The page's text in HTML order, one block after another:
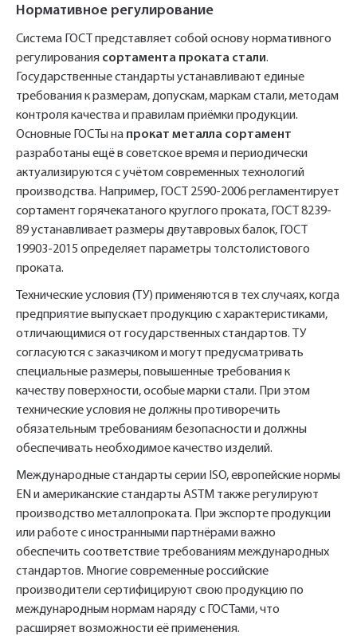
Нормативное регулирование
Система ГОСТ представляет собой основу нормативного
регулирования сортамента проката стали.
Государственные стандарты устанавливают единые
требования к размерам, допускам, маркам стали, методам
контроля качества и правилам приёмки продукции.
Основные ГОСТы на прокат металла сортамент
разработаны ещё в советское время и периодически
актуализируются с учётом современных технологий
производства. Например, ГОСТ 2590-2006 регламентирует
сортамент горячекатаного круглого проката, ГОСТ 8239-
89 устанавливает размеры двутавровых балок, ГОСТ
19903-2015 определяет параметры толстолистового
проката.
Технические условия (ТУ) применяются в тех случаях, когда
предприятие выпускает продукцию с характеристиками,
отличающимися от государственных стандартов. ТУ
согласуются с заказчиком и могут предусматривать
специальные размеры, повышенные требования к
качеству поверхности, особые марки стали. При этом
технические условия не должны противоречить
обязательным требованиям безопасности и должны
обеспечивать необходимое качество изделий.
Международные стандарты серии ISO, европейские нормы
EN и американские стандарты ASTM также регулируют
производство металлопроката. При экспорте продукции
или работе с иностранными партнёрами важно
обеспечить соответствие требованиям международных
стандартов. Многие современные российские
производители сертифицируют свою продукцию по
международным нормам наряду с ГОСТами, что
расширяет возможности её применения.